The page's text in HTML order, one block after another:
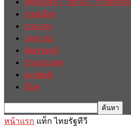
การเมือง
รายงาน
บทความ
สัมภาษณ์
ต่างประเทศ
english
อื่นๆ
หน้าแรก แท็ก ไทยรัฐทีวี